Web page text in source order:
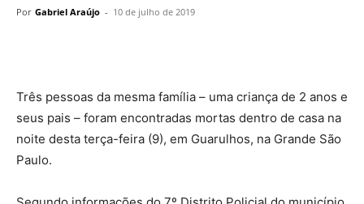
Por Gabriel Araújo - 10 de julho de 2019
Três pessoas da mesma família – uma criança de 2 anos e
seus pais – foram encontradas mortas dentro de casa na
noite desta terça-feira (9), em Guarulhos, na Grande São
Paulo.